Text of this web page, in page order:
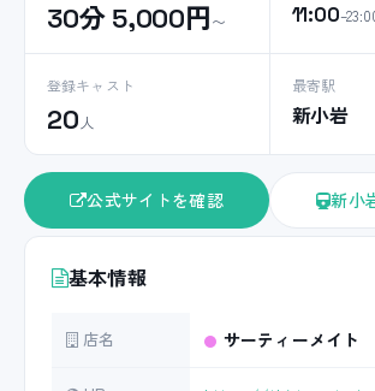
30分 5,000円〜 11:00
登録キャスト
20 人
最寄駅
新小岩
公式サイトを確認 新小
基本情報
店名 サーティーメイト